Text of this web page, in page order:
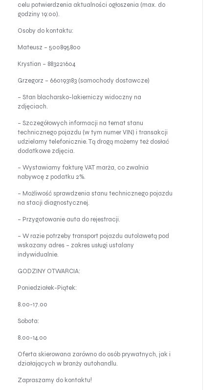
celu potwierdzenia aktualności ogłoszenia (max. do
godziny 19:00).
Osoby do kontaktu:
Mateusz – 500895800
Krystian – 883221604
Grzegorz – 660193183 (samochody dostawcze)
– Stan blacharsko-lakierniczy widoczny na
zdjęciach.
– Szczegółowych informacji na temat stanu
technicznego pojazdu (w tym numer VIN) i transakcji
udzielamy telefonicznie. Tą drogą możemy też dosłać
dodatkowe zdjęcia.
– Wystawiamy fakturę VAT marża, co zwalnia
nabywcę z podatku 2%.
– Możliwość sprawdzenia stanu technicznego pojazdu
na stacji diagnostycznej.
– Przygotowanie auta do rejestracji.
– W razie potrzeby transport pojazdu autolawetą pod
wskazany adres – zakres usługi ustalany
indywidualnie.
GODZINY OTWARCIA:
Poniedziałek-Piątek:
8.00-17.00
Sobota:
8.00-14.00
Oferta skierowana zarówno do osób prywatnych, jak i
działających w branży autohandlu.
Zapraszamy do kontaktu!